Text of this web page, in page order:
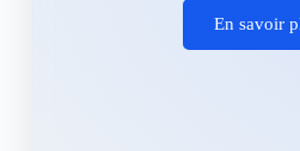
En savoir